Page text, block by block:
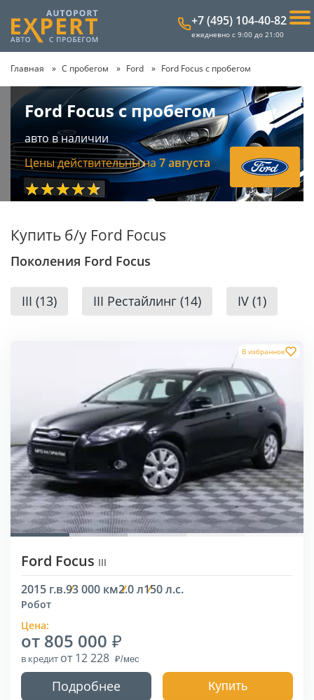
+7 (495) 104-40-82
ежедневно с 9:00 до 21:00
Главная С пробегом Ford Ford Focus с пробегом
Ford Focus с пробегом
авто в наличии
Цены действительны на 7 августа
★★★★★
Купить б/у Ford Focus
Поколения Ford Focus
III (13) III Рестайлинг (14) IV (1)
В избранное
Ford Focus III
2015 г.в.93 000 км2.0 л150 л.с.
Робот
Цена:
от 805 000
в кредит от 12 228
Подробнее Купить